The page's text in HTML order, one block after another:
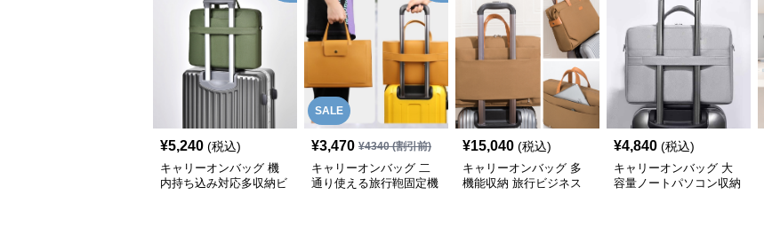
¥5,240 (税込)
キャリーオンバッグ 機
内持ち込み対応多収納ビ
SALE
¥3,470 ¥4340(割引前)
キャリーオンバッグ 二
通り使える旅行鞄固定機
¥15,040 (税込)
キャリーオンバッグ 多
機能収納 旅行ビジネス
¥4,840 (税込)
キャリーオンバッグ 大
容量ノートパソコン収納